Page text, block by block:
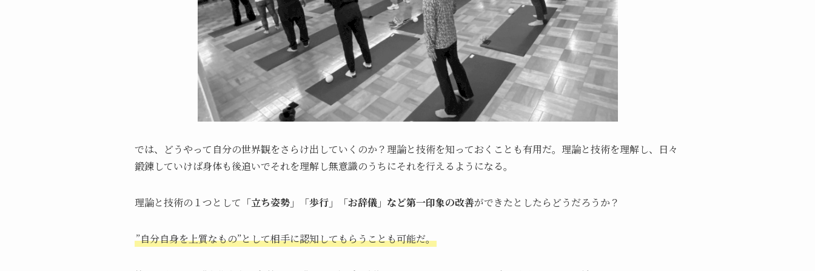
では、どうやって自分の世界観をさらけ出していくのか？理論と技術を知っておくことも有用だ。理論と技術を理解し、日々
鍛錬していけば身体も後追いでそれを理解し無意識のうちにそれを行えるようになる。
理論と技術の１つとして 「立ち姿勢」「歩行」「お辞儀」など第一印象の改善ができたとしたらどうだろうか？
”自分自身を上質なもの”として相手に認知してもらうことも可能だ。